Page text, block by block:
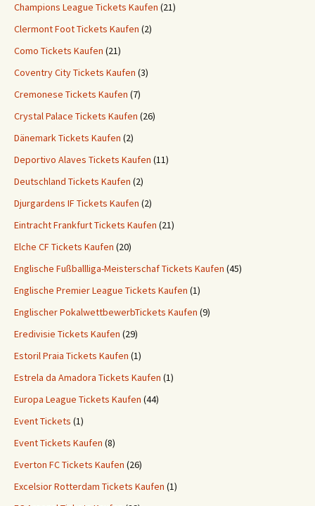
Champions League Tickets Kaufen (21)
Clermont Foot Tickets Kaufen (2)
Como Tickets Kaufen (21)
Coventry City Tickets Kaufen (3)
Cremonese Tickets Kaufen (7)
Crystal Palace Tickets Kaufen (26)
Dänemark Tickets Kaufen (2)
Deportivo Alaves Tickets Kaufen (11)
Deutschland Tickets Kaufen (2)
Djurgardens IF Tickets Kaufen (2)
Eintracht Frankfurt Tickets Kaufen (21)
Elche CF Tickets Kaufen (20)
Englische Fußballliga-Meisterschaf Tickets Kaufen (45)
Englische Premier League Tickets Kaufen (1)
Englischer PokalwettbewerbTickets Kaufen (9)
Eredivisie Tickets Kaufen (29)
Estoril Praia Tickets Kaufen (1)
Estrela da Amadora Tickets Kaufen (1)
Europa League Tickets Kaufen (44)
Event Tickets (1)
Event Tickets Kaufen (8)
Everton FC Tickets Kaufen (26)
Excelsior Rotterdam Tickets Kaufen (1)